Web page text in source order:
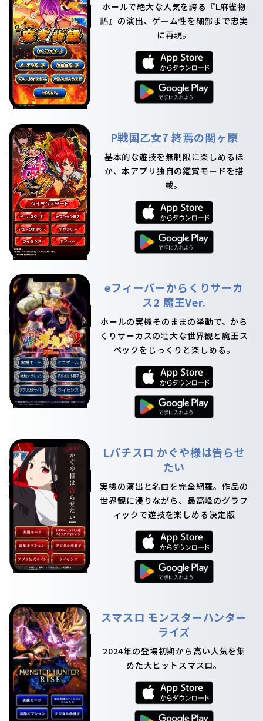
ホールで絶大な人気を誇る『L麻雀物
語』の演出、ゲーム性を細部まで忠実
に再現。
P戦国乙女7 終焉の関ヶ原
基本的な遊技を無制限に楽しめるほ
か、本アプリ独自の鑑賞モードを搭
載。
eフィーバーからくりサーカ
ス2 魔王Ver.
ホールの実機そのままの挙動で、から
くりサーカスの壮大な世界観と魔王ス
ペックをじっくりと楽しめる。
Lパチスロ かぐや様は告らせ
たい
実機の演出と名曲を完全網羅。作品の
世界観に浸りながら、最高峰のグラフ
ィックで遊技を楽しめる決定版
スマスロ モンスターハンター
ライズ
2024年の登場初期から高い人気を集
めた大ヒットスマスロ。